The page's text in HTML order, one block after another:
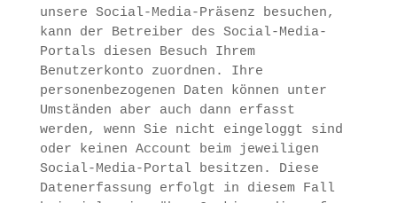
unsere Social-Media-Präsenz besuchen,
kann der Betreiber des Social-Media-
Portals diesen Besuch Ihrem
Benutzerkonto zuordnen. Ihre
personenbezogenen Daten können unter
Umständen aber auch dann erfasst
werden, wenn Sie nicht eingeloggt sind
oder keinen Account beim jeweiligen
Social-Media-Portal besitzen. Diese
Datenerfassung erfolgt in diesem Fall